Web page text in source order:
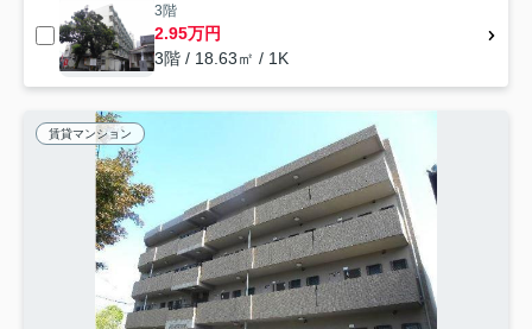
3階
2.95万円
3階 / 18.63㎡ / 1K
賃貸マンション